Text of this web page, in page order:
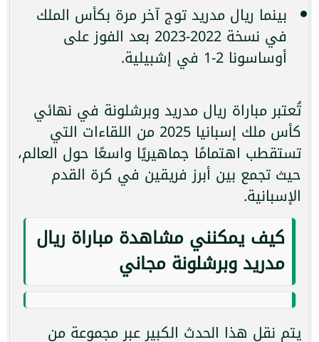
بينما ريال مدريد توج آخر مرة بكأس الملك
في نسخة 2022-2023 بعد الفوز على
أوساسونا 2-1 في إشبيلية.
تُعتبر مباراة ريال مدريد وبرشلونة في نهائي
كأس ملك إسبانيا 2025 من اللقاءات التي
تستقطب اهتمامًا جماهيريًا واسعًا حول العالم،
حيث تجمع بين أبرز فريقين في كرة القدم
الإسبانية.
كيف يمكنني مشاهدة مباراة ريال
مدريد وبرشلونة مجاني
يتم نقل هذا الحدث الكبير عبر مجموعة من